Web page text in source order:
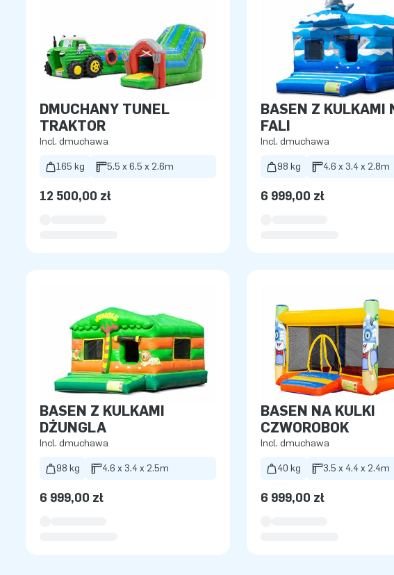
DMUCHANY TUNEL
TRAKTOR
Incl. dmuchawa
165 kg 5.5 x 6.5 x 2.6m
12 500,00 zł
BASEN Z KULKAMI
FALI
Incl. dmuchawa
98 kg 4.6 x 3.4 x 2.8m
6 999,00 zł
BASEN Z KULKAMI
DŻUNGLA
Incl. dmuchawa
98 kg 4.6 x 3.4 x 2.5m
6 999,00 zł
BASEN NA KULKI
CZWOROBOK
Incl. dmuchawa
40 kg 3.5 x 4.4 x 2.4m
6 999,00 zł